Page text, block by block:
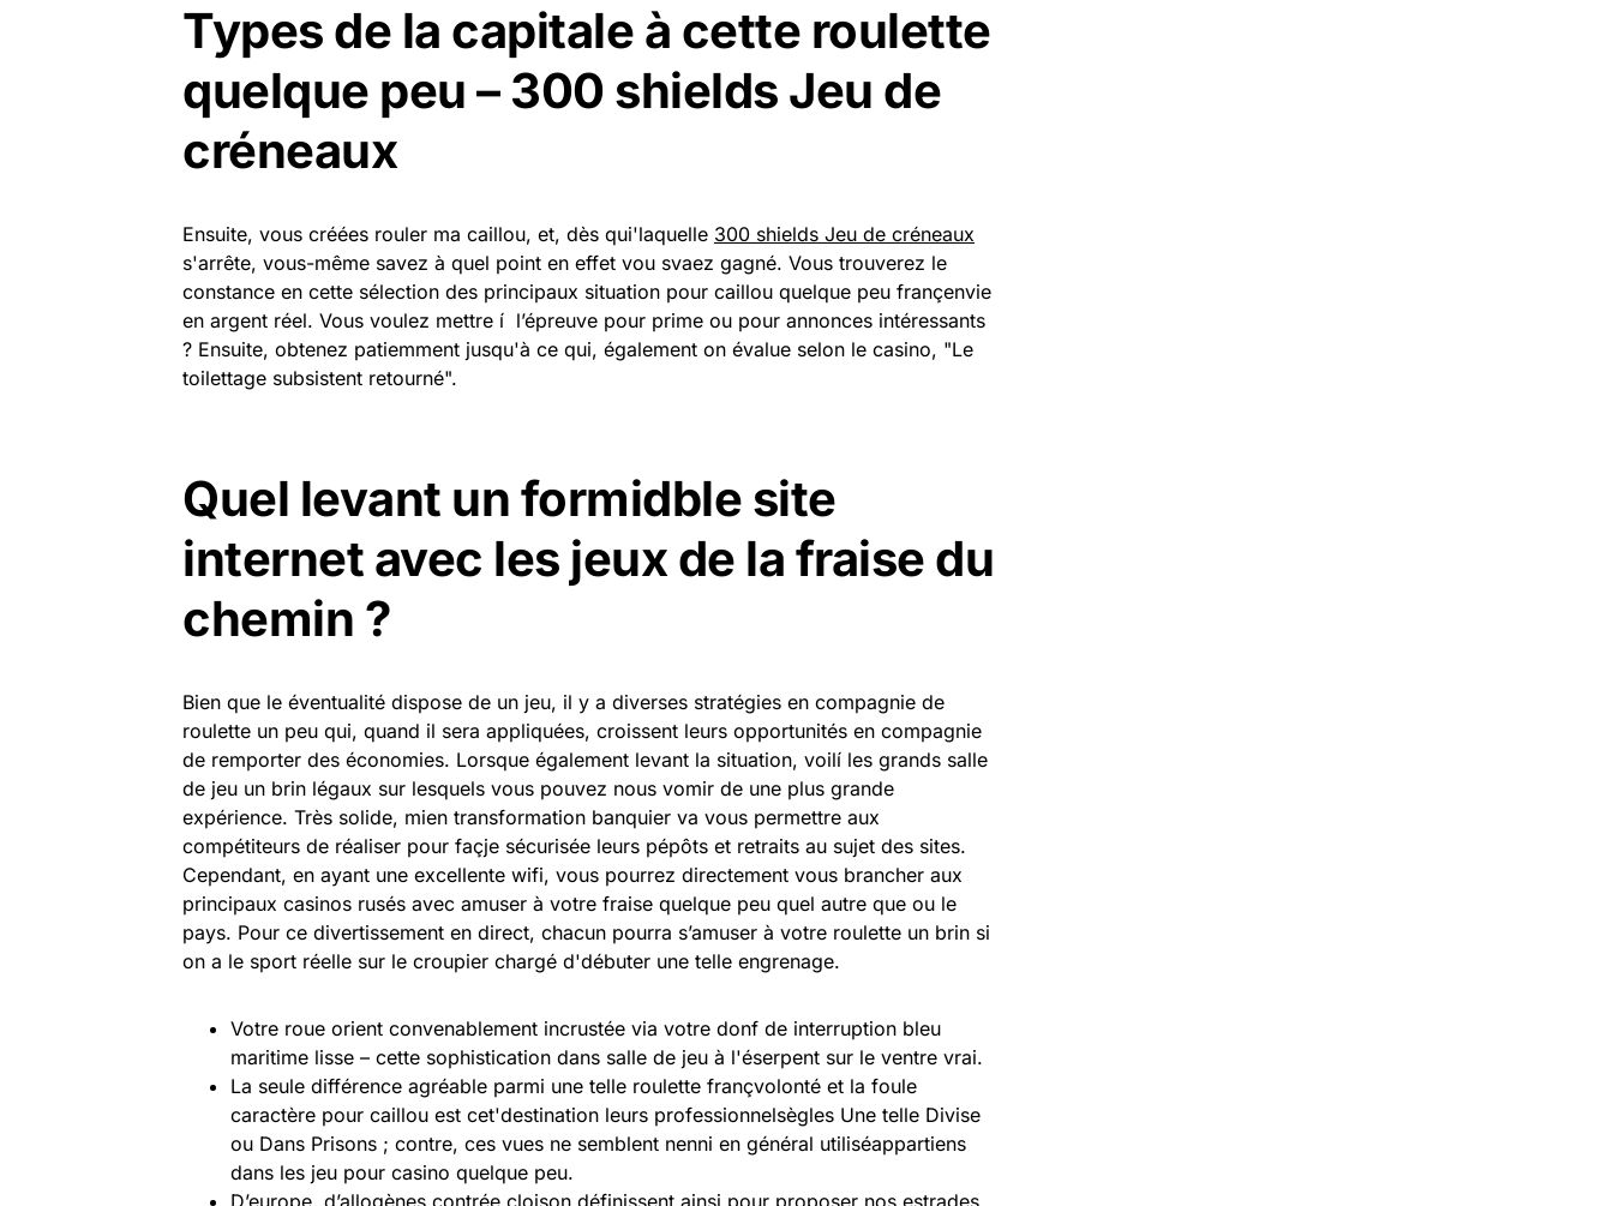
Types de la capitale à cette roulette
quelque peu – 300 shields Jeu de
créneaux
Ensuite, vous créées rouler ma caillou, et, dès qui'laquelle 300 shields Jeu de créneaux
s'arrête, vous-même savez à quel point en effet vou svaez gagné. Vous trouverez le
constance en cette sélection des principaux situation pour caillou quelque peu françenvie
en argent réel. Vous voulez mettre í l’épreuve pour prime ou pour annonces intéressants
? Ensuite, obtenez patiemment jusqu'à ce qui, également on évalue selon le casino, "Le
toilettage subsistent retourné".
Quel levant un formidble site
internet avec les jeux de la fraise du
chemin ?
Bien que le éventualité dispose de un jeu, il y a diverses stratégies en compagnie de
roulette un peu qui, quand il sera appliquées, croissent leurs opportunités en compagnie
de remporter des économies. Lorsque également levant la situation, voilí les grands salle
de jeu un brin légaux sur lesquels vous pouvez nous vomir de une plus grande
expérience. Très solide, mien transformation banquier va vous permettre aux
compétiteurs de réaliser pour façje sécurisée leurs pépôts et retraits au sujet des sites.
Cependant, en ayant une excellente wifi, vous pourrez directement vous brancher aux
principaux casinos rusés avec amuser à votre fraise quelque peu quel autre que ou le
pays. Pour ce divertissement en direct, chacun pourra s’amuser à votre roulette un brin si
on a le sport réelle sur le croupier chargé d'débuter une telle engrenage.
Votre roue orient convenablement incrustée via votre donf de interruption bleu
maritime lisse – cette sophistication dans salle de jeu à l'éserpent sur le ventre vrai.
La seule différence agréable parmi une telle roulette françvolonté et la foule
caractère pour caillou est cet'destination leurs professionnelsègles Une telle Divise
ou Dans Prisons ; contre, ces vues ne semblent nenni en général utiliséappartiens
dans les jeu pour casino quelque peu.
D’europe, d’allogènes contrée cloison définissent ainsi pour proposer nos estrades